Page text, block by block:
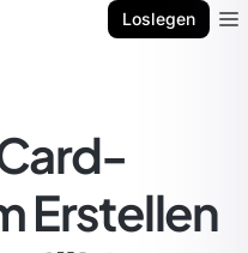
Loslegen
Erstellen